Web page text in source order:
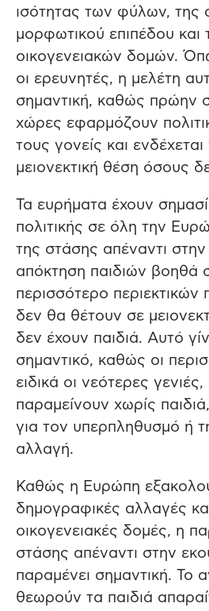
ισότητας των φύλων, της
μορφωτικού επιπέδου και
οικογενειακών δομών.
οι ερευνητές, η μελέτη
σημαντική, καθώς πρώην
χώρες εφαρμόζουν
τους γονείς και
μειονεκτική θέση όσους
Τα ευρήματα έχουν
πολιτικής σε όλη την
της στάσης απέναντι στην
απόκτηση παιδιών βοηθά
περισσότερο περιεκτικών
δεν θα θέτουν σε
δεν έχουν παιδιά. Αυτό
σημαντικό, καθώς οι
ειδικά οι νεότερες
παραμείνουν χωρίς
για τον υπερπληθυσμό ή
αλλαγή.
Καθώς η Ευρώπη
δημογραφικές αλλαγές
οικογενειακές δομές, η
στάσης απέναντι στην
παραμένει σημαντική. Το
θεωρούν τα παιδιά